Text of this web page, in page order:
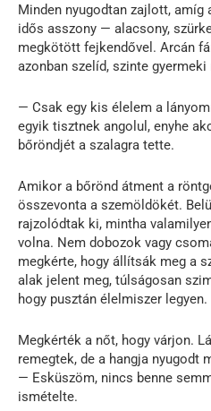
Minden nyugodtan zajlott, amíg
idős asszony — alacsony,
megkötött fejkendővel. Arcán
azonban szelíd, szinte gyermeki
— Csak egy kis élelem a
egyik tisztnek angolul, enyhe
bőröndjét a szalagra tette.
Amikor a bőrönd átment a
összevonta a szemöldökét.
rajzolódtak ki, mintha
volna. Nem dobozok vagy
megkérte, hogy állítsák meg a
alak jelent meg, túlságosan
hogy pusztán élelmiszer legyen.
Megkérték a nőt, hogy várjon.
remegtek, de a hangja nyugodt
— Esküszöm, nincs benne
ismételte.